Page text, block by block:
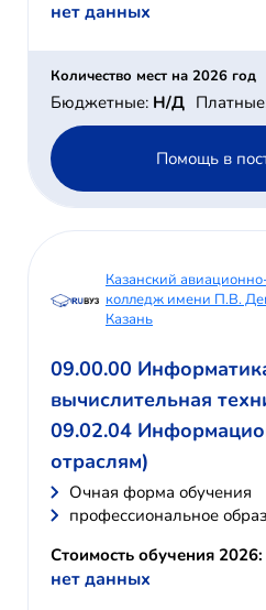
нет данных
Количество мест на 2026 год
Бюджетные: Н/Д
Помощь в
Казанский
колледж имени П.В.
Казань
09.00.00
вычислительная
09.02.04
отраслям)
Очная форма обучения
профессиональное
Стоимость обучения 2026:
нет данных